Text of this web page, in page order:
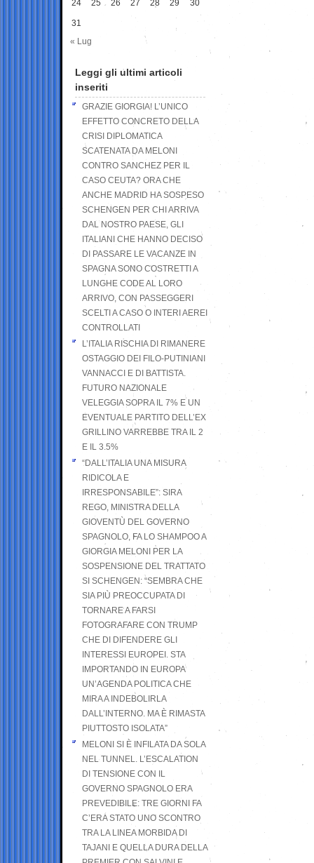
24 25 26 27 28 29 30
31
« Lug
Leggi gli ultimi articoli
inseriti
GRAZIE GIORGIA! L’UNICO
EFFETTO CONCRETO DELLA
CRISI DIPLOMATICA
SCATENATA DA MELONI
CONTRO SANCHEZ PER IL
CASO CEUTA? ORA CHE
ANCHE MADRID HA SOSPESO
SCHENGEN PER CHI ARRIVA
DAL NOSTRO PAESE, GLI
ITALIANI CHE HANNO DECISO
DI PASSARE LE VACANZE IN
SPAGNA SONO COSTRETTI A
LUNGHE CODE AL LORO
ARRIVO, CON PASSEGGERI
SCELTI A CASO O INTERI AEREI
CONTROLLATI
L’ITALIA RISCHIA DI RIMANERE
OSTAGGIO DEI FILO-PUTINIANI
VANNACCI E DI BATTISTA.
FUTURO NAZIONALE
VELEGGIA SOPRA IL 7% E UN
EVENTUALE PARTITO DELL’EX
GRILLINO VARREBBE TRA IL 2
E IL 3.5%
“DALL’ITALIA UNA MISURA
RIDICOLA E
IRRESPONSABILE”: SIRA
REGO, MINISTRA DELLA
GIOVENTÙ DEL GOVERNO
SPAGNOLO, FA LO SHAMPOO A
GIORGIA MELONI PER LA
SOSPENSIONE DEL TRATTATO
SI SCHENGEN: “SEMBRA CHE
SIA PIÙ PREOCCUPATA DI
TORNARE A FARSI
FOTOGRAFARE CON TRUMP
CHE DI DIFENDERE GLI
INTERESSI EUROPEI. STA
IMPORTANDO IN EUROPA
UN’AGENDA POLITICA CHE
MIRA A INDEBOLIRLA
DALL’INTERNO. MA È RIMASTA
PIUTTOSTO ISOLATA”
MELONI SI È INFILATA DA SOLA
NEL TUNNEL. L’ESCALATION
DI TENSIONE CON IL
GOVERNO SPAGNOLO ERA
PREVEDIBILE: TRE GIORNI FA
C’ERA STATO UNO SCONTRO
TRA LA LINEA MORBIDA DI
TAJANI E QUELLA DURA DELLA